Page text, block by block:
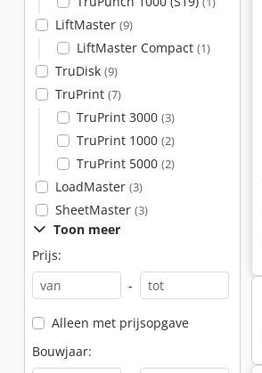
LiftMaster (9)
LiftMaster Compact (1)
TruDisk (9)
TruPrint (7)
TruPrint 3000 (3)
TruPrint 1000 (2)
TruPrint 5000 (2)
LoadMaster (3)
SheetMaster (3)
Toon meer
Prijs:
-
Alleen met prijsopgave
Bouwjaar:
Trumpf Quickset Trumpf 2530